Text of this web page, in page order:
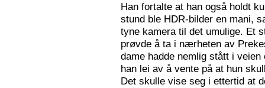
Han fortalte at han også holdt
stund ble HDR-bilder en mani,
tyne kamera til det umulige. Et
prøvde å ta i nærheten av
dame hadde nemlig stått i
han lei av å vente på at hun
Det skulle vise seg i ettertid at